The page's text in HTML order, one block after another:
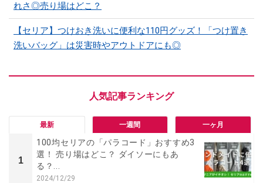
れさ◎売り場はどこ？
【セリア】つけおき洗いに便利な110円グッズ！「つけ置き
洗いバッグ」は災害時やアウトドアにも◎
最新 一週間 一ヶ月
1
100均セリアの「パラコード」おすすめ3
選！ 売り場はどこ？ ダイソーにもあ
る？...
2024/12/29